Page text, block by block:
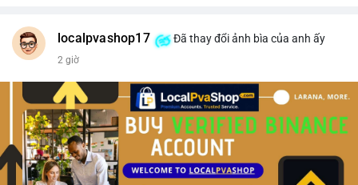
#vlikevn #titanbot
localpvashop17 Đã thay đổi ảnh bìa của anh ấy
2 giờ